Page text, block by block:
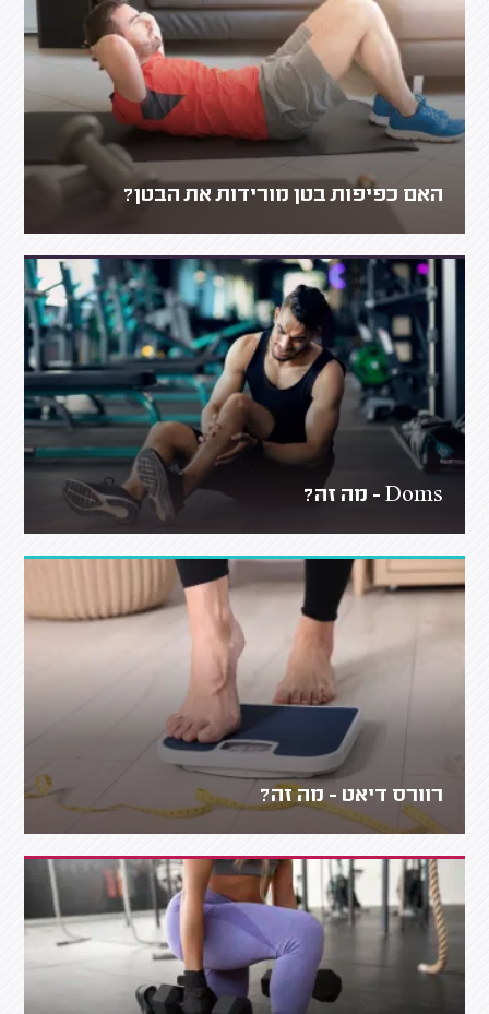
האם כפיפות בטן מורידות את הבטן?
Doms - מה זה?
רוורס דיאט - מה זה?